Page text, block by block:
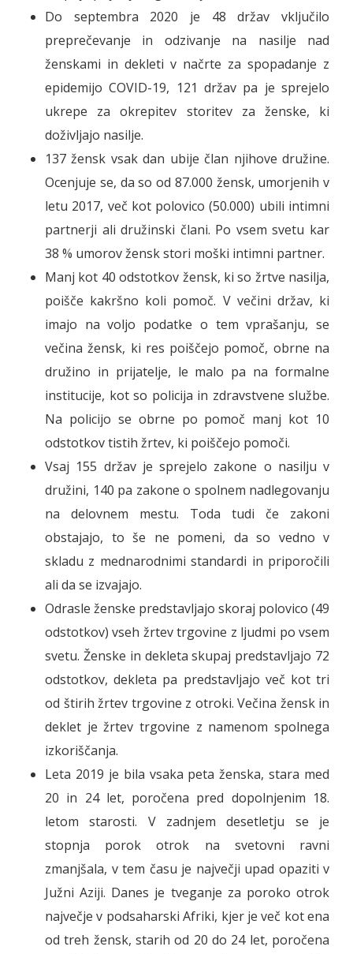
Do septembra 2020 je 48 držav vključilo
preprečevanje in odzivanje na nasilje nad
ženskami in dekleti v načrte za spopadanje z
epidemijo COVID-19, 121 držav pa je sprejelo
ukrepe za okrepitev storitev za ženske, ki
doživljajo nasilje.
137 žensk vsak dan ubije član njihove družine.
Ocenjuje se, da so od 87.000 žensk, umorjenih v
letu 2017, več kot polovico (50.000) ubili intimni
partnerji ali družinski člani. Po vsem svetu kar
38 % umorov žensk stori moški intimni partner.
Manj kot 40 odstotkov žensk, ki so žrtve nasilja,
poišče kakršno koli pomoč. V večini držav, ki
imajo na voljo podatke o tem vprašanju, se
večina žensk, ki res poiščejo pomoč, obrne na
družino in prijatelje, le malo pa na formalne
institucije, kot so policija in zdravstvene službe.
Na policijo se obrne po pomoč manj kot 10
odstotkov tistih žrtev, ki poiščejo pomoči.
Vsaj 155 držav je sprejelo zakone o nasilju v
družini, 140 pa zakone o spolnem nadlegovanju
na delovnem mestu. Toda tudi če zakoni
obstajajo, to še ne pomeni, da so vedno v
skladu z mednarodnimi standardi in priporočili
ali da se izvajajo.
Odrasle ženske predstavljajo skoraj polovico (49
odstotkov) vseh žrtev trgovine z ljudmi po vsem
svetu. Ženske in dekleta skupaj predstavljajo 72
odstotkov, dekleta pa predstavljajo več kot tri
od štirih žrtev trgovine z otroki. Večina žensk in
deklet je žrtev trgovine z namenom spolnega
izkoriščanja.
Leta 2019 je bila vsaka peta ženska, stara med
20 in 24 let, poročena pred dopolnjenim 18.
letom starosti. V zadnjem desetletju se je
stopnja porok otrok na svetovni ravni
zmanjšala, v tem času je največji upad opaziti v
Južni Aziji. Danes je tveganje za poroko otrok
največje v podsaharski Afriki, kjer je več kot ena
od treh žensk, starih od 20 do 24 let, poročena